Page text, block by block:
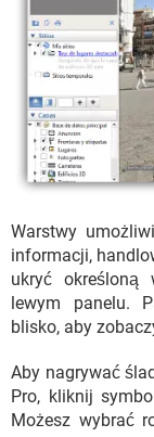
Warstwy
informacji,
ukryć określoną
lewym panelu.
blisko, aby
Aby nagrywać
Pro, kliknij
Możesz wybrać